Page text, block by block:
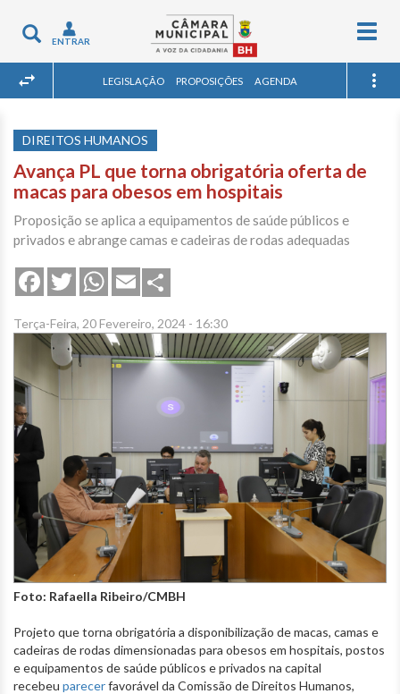
Toggle
navigation
ENTRAR
LEGISLAÇÃO PROPOSIÇÕES AGENDA
DIREITOS HUMANOS
Avança PL que torna obrigatória oferta de
macas para obesos em hospitais
Proposição se aplica a equipamentos de saúde públicos e
privados e abrange camas e cadeiras de rodas adequadas
FacebookTwitterWhatsApp
Email
Terça-Feira, 20 Fevereiro, 2024 - 16:30
Foto: Rafaella Ribeiro/CMBH
Projeto que torna obrigatória a disponibilização de macas, camas e
cadeiras de rodas dimensionadas para obesos em hospitais, postos
e equipamentos de saúde públicos e privados na capital
recebeu parecerfavorável da Comissão de Direitos Humanos,